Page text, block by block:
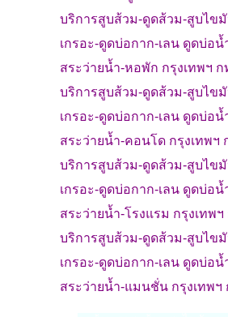
บริการสูบส้วม-ดูดส้วม-สูบไข
เกรอะ-ดูดบ่อกาก-เลน ดูดบ่อน้
สระว่ายน้ำ-หอพัก กรุงเทพฯ ก
บริการสูบส้วม-ดูดส้วม-สูบไข
เกรอะ-ดูดบ่อกาก-เลน ดูดบ่อน้
สระว่ายน้ำ-คอนโด กรุงเทพฯ
บริการสูบส้วม-ดูดส้วม-สูบไข
เกรอะ-ดูดบ่อกาก-เลน ดูดบ่อน้
สระว่ายน้ำ-โรงแรม กรุงเทพ
บริการสูบส้วม-ดูดส้วม-สูบไข
เกรอะ-ดูดบ่อกาก-เลน ดูดบ่อน้
สระว่ายน้ำ-แมนชั่น กรุงเทพฯ